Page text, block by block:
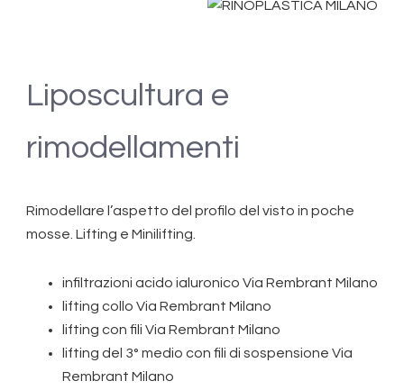
Liposcultura e
rimodellamenti
Rimodellare l’aspetto del profilo del visto in poche
mosse. Lifting e Minilifting.
infiltrazioni acido ialuronico Via Rembrant Milano
lifting collo Via Rembrant Milano
lifting con fili Via Rembrant Milano
lifting del 3° medio con fili di sospensione Via
Rembrant Milano